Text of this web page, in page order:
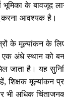
भूमिका के बावजूद
करना आवश्यक है।
के मूल्यांकन के
में एक अंधे स्थान
जाता है। यह
शिक्षक मूल्यांकन
भी अधिक